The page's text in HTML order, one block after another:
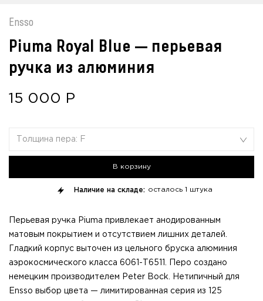
Ensso
Piuma Royal Blue — перьевая
ручка из алюминия
15 000 Р
Толщина пера: F
В корзину
Наличие на складе: осталось 1 штука
Перьевая ручка Piuma привлекает анодированным
матовым покрытием и отсутствием лишних деталей.
Гладкий корпус выточен из цельного бруска алюминия
аэрокосмического класса 6061-T6511. Перо создано
немецким производителем Peter Bock. Нетипичный для
Ensso выбор цвета — лимитированная серия из 125